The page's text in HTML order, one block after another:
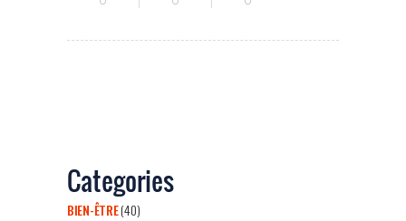
Categories
BIEN-ÊTRE(40)